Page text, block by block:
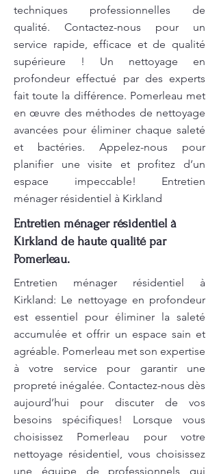
techniques professionnelles de
qualité. Contactez-nous pour un
service rapide, efficace et de qualité
supérieure ! Un nettoyage en
profondeur effectué par des experts
fait toute la différence. Pomerleau met
en œuvre des méthodes de nettoyage
avancées pour éliminer chaque saleté
et bactéries. Appelez-nous pour
planifier une visite et profitez d’un
espace impeccable! Entretien
ménager résidentiel à Kirkland
Entretien ménager résidentiel à
Kirkland de haute qualité par
Pomerleau.
Entretien ménager résidentiel à
Kirkland: Le nettoyage en profondeur
est essentiel pour éliminer la saleté
accumulée et offrir un espace sain et
agréable. Pomerleau met son expertise
à votre service pour garantir une
propreté inégalée. Contactez-nous dès
aujourd’hui pour discuter de vos
besoins spécifiques! Lorsque vous
choisissez Pomerleau pour votre
nettoyage résidentiel, vous choisissez
une équipe de professionnels qui